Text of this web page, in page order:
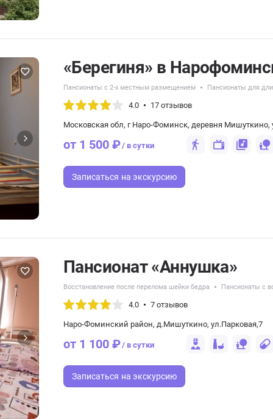
«Берегиня» в
Пансионаты с 2-х местным размещением Пансионаты для
4.0 17 отзывов
Московская обл, г Наро-Фоминск, деревня Мишуткино,
от 1 500 ₽/ в сутки
Записаться на экскурсию
Пансионат «Аннушка»
Восстановление после перелома шейки бедра Пансионаты с
4.0 7 отзывов
Наро-Фоминский район, д.Мишуткино, ул.Парковая,7
от 1 100 ₽/ в сутки
Записаться на экскурсию